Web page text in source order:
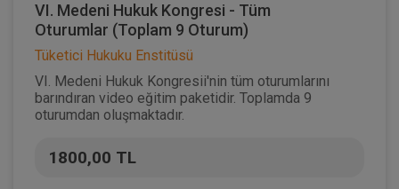
VI. Medeni Hukuk Kongresi - Tüm
Oturumlar (Toplam 9 Oturum)
Tüketici Hukuku Enstitüsü
VI. Medeni Hukuk Kongresii'nin tüm oturumlarını
barındıran video eğitim paketidir. Toplamda 9
oturumdan oluşmaktadır.
1800,00 TL